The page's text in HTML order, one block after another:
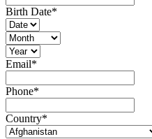
Birth Date*
Email*
Phone*
Country*